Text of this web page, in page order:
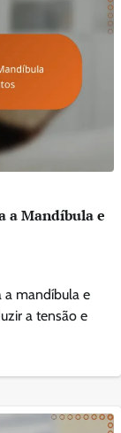
a Mandíbula e
a mandíbula e
a tensão e